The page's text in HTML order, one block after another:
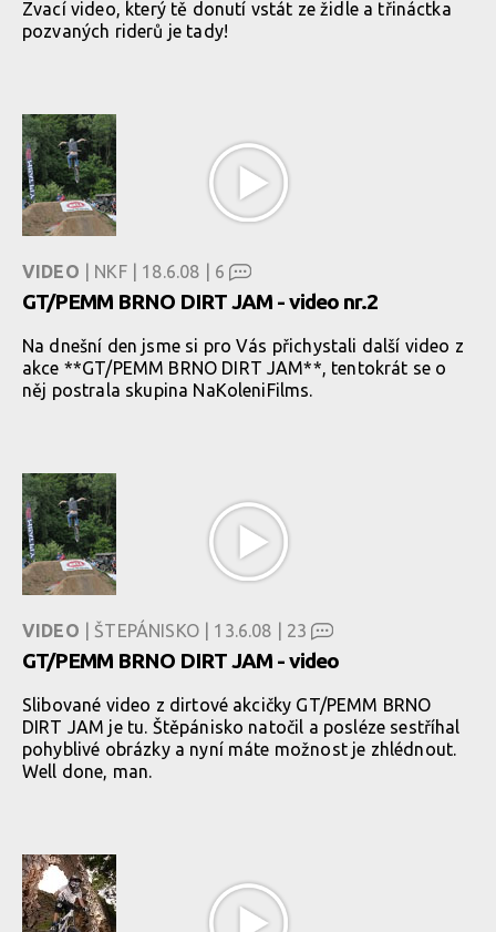
Zvací video, který tě donutí vstát ze židle a třináctka
pozvaných riderů je tady!
VIDEO | NKF | 18.6.08 | 6
GT/PEMM BRNO DIRT JAM - video nr.2
Na dnešní den jsme si pro Vás přichystali další video z
akce **GT/PEMM BRNO DIRT JAM**, tentokrát se o
něj postrala skupina NaKoleniFilms.
VIDEO | ŠTEPÁNISKO | 13.6.08 | 23
GT/PEMM BRNO DIRT JAM - video
Slibované video z dirtové akcičky GT/PEMM BRNO
DIRT JAM je tu. Štěpánisko natočil a posléze sestříhal
pohyblivé obrázky a nyní máte možnost je zhlédnout.
Well done, man.